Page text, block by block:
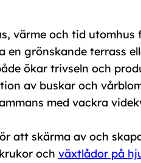
värme och tid
grönskande terrass
ökar trivseln och
av buskar och
med vackra
att skärma av och
och växtlådor på